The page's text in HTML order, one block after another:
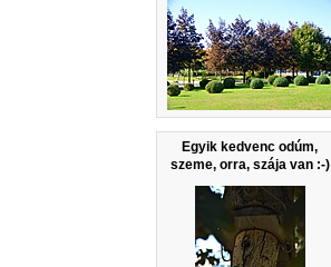
Egyik kedvenc odúm,
szeme, orra, szája van :-)